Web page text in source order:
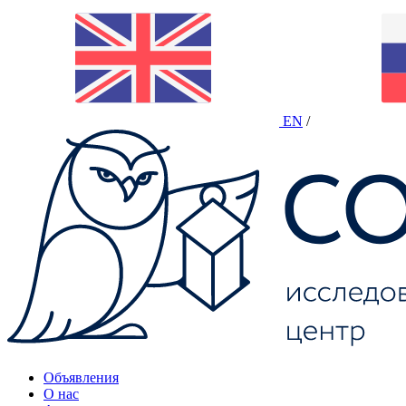
EN /
Объявления
О нас